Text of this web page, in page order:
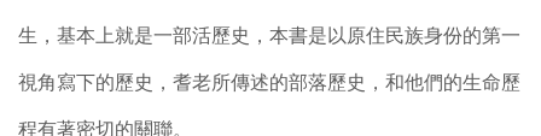
生，基本上就是一部活歷史，本書是以原住民族身份的第一
視角寫下的歷史，耆老所傳述的部落歷史，和他們的生命歷
程有著密切的關聯。